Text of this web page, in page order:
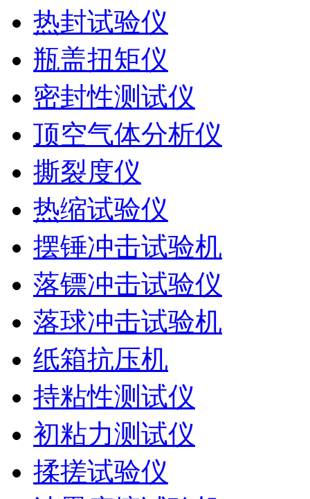
热封试验仪
瓶盖扭矩仪
密封性测试仪
顶空气体分析仪
撕裂度仪
热缩试验仪
摆锤冲击试验机
落镖冲击试验仪
落球冲击试验机
纸箱抗压机
持粘性测试仪
初粘力测试仪
揉搓试验仪